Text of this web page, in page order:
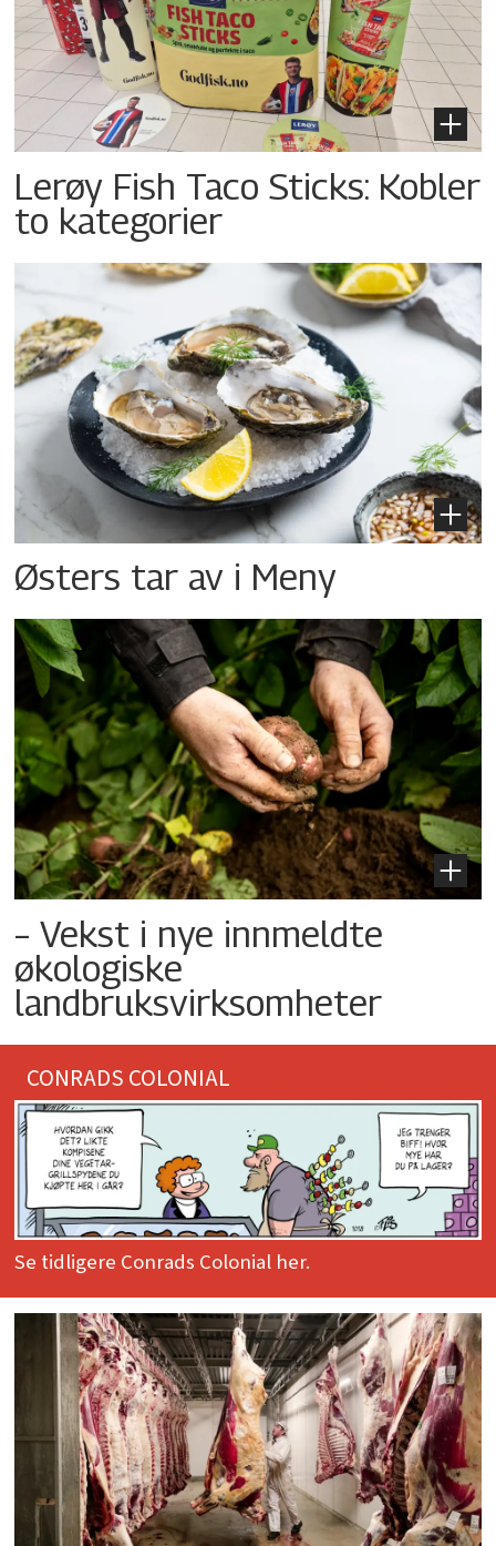
Lerøy Fish Taco Sticks: Kobler
to kategorier
Østers tar av i Meny
– Vekst i nye innmeldte
økologiske
landbruksvirksomheter
CONRADS COLONIAL
Se tidligere Conrads Colonial her.